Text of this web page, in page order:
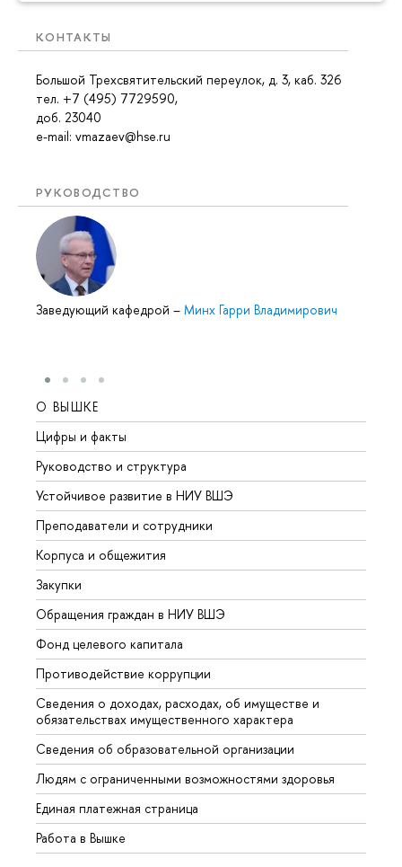
КОНТАКТЫ
Большой Трехсвятительский переулок, д. 3, каб. 326
тел. +7 (495) 7729590,
доб. 23040
e-mail: vmazaev@hse.ru
РУКОВОДСТВО
Заведующий кафедрой – Минх Гарри Владимирович
О ВЫШКЕ
Цифры и факты
Руководство и структура
Устойчивое развитие в НИУ ВШЭ
Преподаватели и сотрудники
Корпуса и общежития
Закупки
Обращения граждан в НИУ ВШЭ
Фонд целевого капитала
Противодействие коррупции
Сведения о доходах, расходах, об имуществе и
обязательствах имущественного характера
Сведения об образовательной организации
Людям с ограниченными возможностями здоровья
Единая платежная страница
Работа в Вышке